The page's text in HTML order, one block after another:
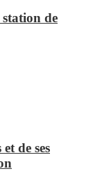
de
de ses